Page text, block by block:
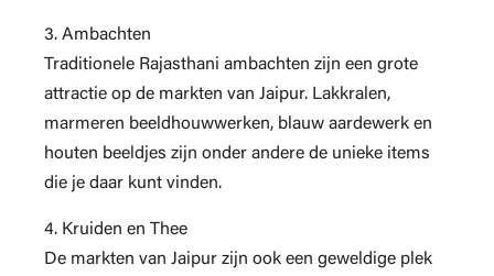
3. Ambachten
Traditionele Rajasthani ambachten zijn een grote
attractie op de markten van Jaipur. Lakkralen,
marmeren beeldhouwwerken, blauw aardewerk en
houten beeldjes zijn onder andere de unieke items
die je daar kunt vinden.
4. Kruiden en Thee
De markten van Jaipur zijn ook een geweldige plek